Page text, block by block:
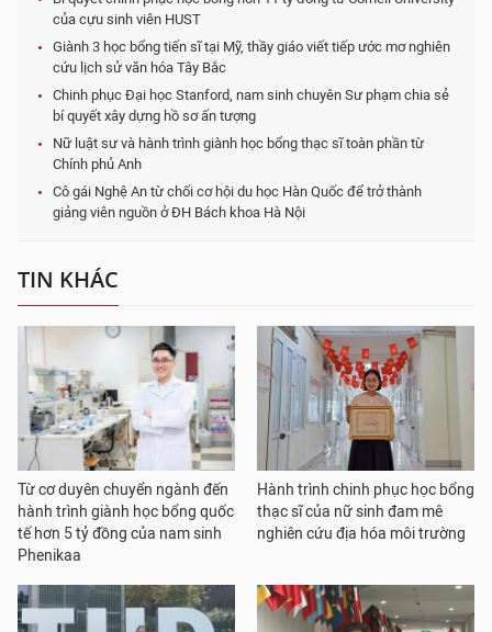
của cựu sinh viên HUST
Giành 3 học bổng tiến sĩ tại Mỹ, thầy giáo viết tiếp ước mơ nghiên
cứu lịch sử văn hóa Tây Bắc
Chinh phục Đại học Stanford, nam sinh chuyên Sư phạm chia sẻ
bí quyết xây dựng hồ sơ ấn tượng
Nữ luật sư và hành trình giành học bổng thạc sĩ toàn phần từ
Chính phủ Anh
Cô gái Nghệ An từ chối cơ hội du học Hàn Quốc để trở thành
giảng viên nguồn ở ĐH Bách khoa Hà Nội
TIN KHÁC
Từ cơ duyên chuyển ngành đến
hành trình giành học bổng quốc
tế hơn 5 tỷ đồng của nam sinh
Phenikaa
Hành trình chinh phục học bổng
thạc sĩ của nữ sinh đam mê
nghiên cứu địa hóa môi trường